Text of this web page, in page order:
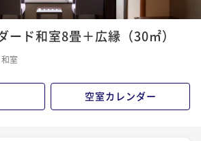
事前決済可
IN 15:00 - 19:00 OUT10:00
ポイント即利用で最大5％OFF
など『基本会席』 スタンダードプ
¥31,320~
2名 ¥ 29,754 ~
12345
ード和室8畳＋広縁（30㎡）
和室
空室カレンダー